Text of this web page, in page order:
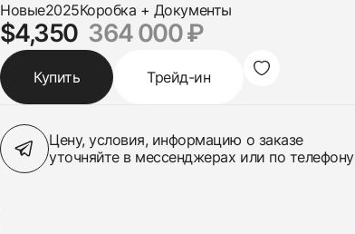
Новые2025Коробка + Документы
$4,350 364 000 ₽
Купить Трейд-ин
Цену, условия, информацию о заказе
уточняйте в мессенджерах или по телефону